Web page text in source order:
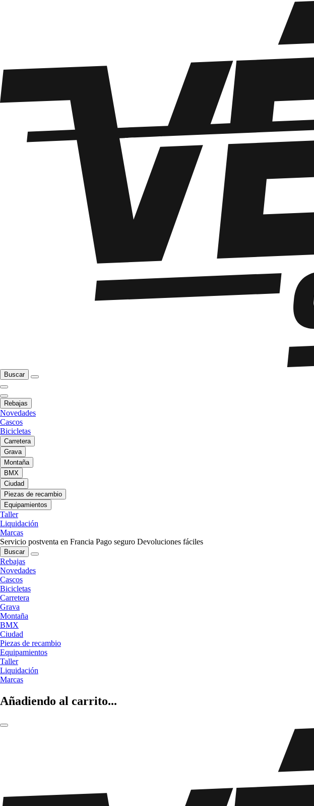
Buscar
Rebajas
Novedades
Cascos
Bicicletas
Carretera
Grava
Montaña
BMX
Ciudad
Piezas de recambio
Equipamientos
Taller
Liquidación
Marcas
Servicio postventa en Francia Pago seguro Devoluciones fáciles
Buscar
Rebajas
Novedades
Cascos
Bicicletas
Carretera
Grava
Montaña
BMX
Ciudad
Piezas de recambio
Equipamientos
Taller
Liquidación
Marcas
Añadiendo al carrito...